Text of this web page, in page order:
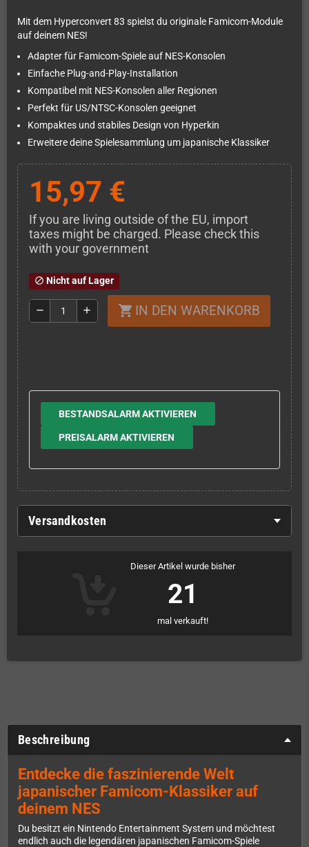
Mit dem Hyperconvert 83 spielst du originale Famicom-Module
auf deinem NES!
Adapter für Famicom-Spiele auf NES-Konsolen
Einfache Plug-and-Play-Installation
Kompatibel mit NES-Konsolen aller Regionen
Perfekt für US/NTSC-Konsolen geeignet
Kompaktes und stabiles Design von Hyperkin
Erweitere deine Spielesammlung um japanische Klassiker
15,97 €
If you are living outside of the EU, import
taxes might be charged. Please check this
with your government
block Nicht auf Lager
remove add shopping_cart IN DEN WARENKORB
BESTANDSALARM AKTIVIEREN
PREISALARM AKTIVIEREN
Versandkosten
Dieser Artikel wurde bisher
21
mal verkauft!
Beschreibung
Entdecke die faszinierende Welt
japanischer Famicom-Klassiker auf
deinem NES
Du besitzt ein Nintendo Entertainment System und möchtest
endlich auch die legendären japanischen Famicom-Spiele